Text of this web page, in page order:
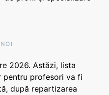
2026. Astăzi, lista
pentru profesori va fi
după repartizarea